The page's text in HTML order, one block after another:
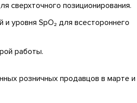
сверхточного позиционирования.
уровня SpO₂ для всестороннего
работы.
розничных продавцов в марте и